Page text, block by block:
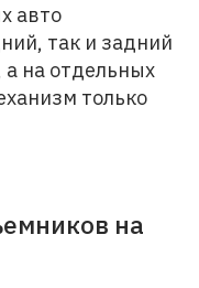
авто
так и задний
на отдельных
только
на